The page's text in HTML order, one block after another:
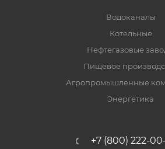
Водоканалы
Котельные
Нефтегазовые
Пищевое
Агропромышленные
Энергетика
+7 (800) 222-